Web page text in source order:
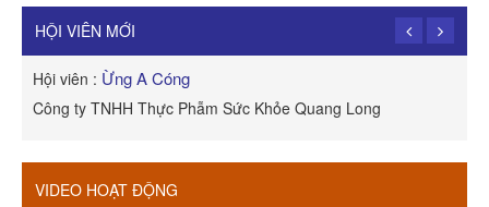
Công Ty TNHH Dịch vụ Cuộc Sống Hạnh Phúc
HỘI VIÊN MỚI
Hội viên : Ừng A Cóng
Công ty TNHH Thực Phẫm Sức Khỏe Quang Long
VIDEO HOẠT ĐỘNG